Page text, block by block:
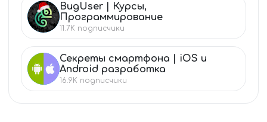
BU
BugUser | Курсы,
Программирование
11.7K подписчики
СЕ
Секреты смартфона | iOS и
Android разработка
16.9K подписчики